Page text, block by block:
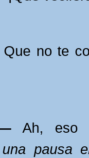
Que no te
—Ah, eso
pausa